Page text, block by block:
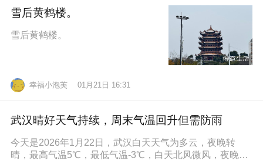
雪后黄鹤楼。
雪后黄鹤楼。
幸福小泡芙 01月21日 16:31
武汉晴好天气持续，周末气温回升但需防雨
今天是2026年1月22日，武汉白天天气为多云，夜晚转
晴，最高气温5℃，最低气温-3℃，白天北风微风，夜晚东